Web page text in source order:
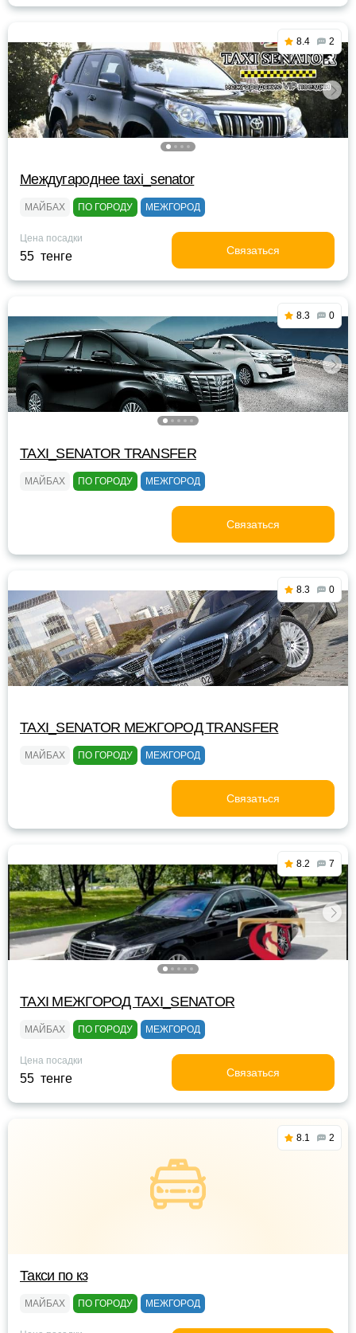
8.4 2
Междугароднее taxi_senator
МАЙБАХ ПО ГОРОДУ МЕЖГОРОД
Цена посадки
55 тенге Связаться
8.3 0
TAXI_SENATOR TRANSFER
МАЙБАХ ПО ГОРОДУ МЕЖГОРОД
Связаться
8.3 0
TAXI_SENATOR МЕЖГОРОД TRANSFER
МАЙБАХ ПО ГОРОДУ МЕЖГОРОД
Связаться
8.2 7
TAXI МЕЖГОРОД TAXI_SENATOR
МАЙБАХ ПО ГОРОДУ МЕЖГОРОД
Цена посадки
55 тенге Связаться
8.1 2
Такси по кз
МАЙБАХ ПО ГОРОДУ МЕЖГОРОД